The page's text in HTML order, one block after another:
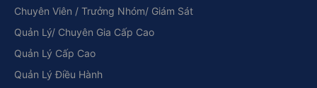
Chuyên Viên / Trưởng Nhóm/ Giám Sát
Quản Lý/ Chuyên Gia Cấp Cao
Quản Lý Cấp Cao
Quản Lý Điều Hành